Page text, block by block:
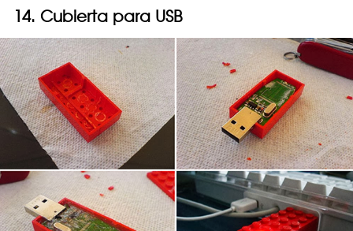
14. Cubierta para USB